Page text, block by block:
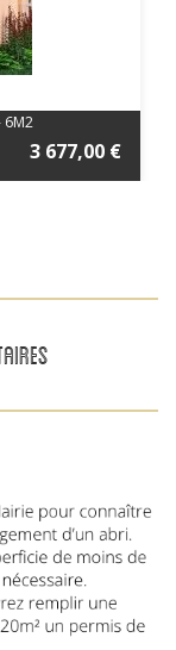
6M2
3 677,00 €